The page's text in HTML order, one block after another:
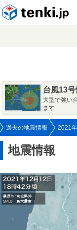
台風13号
大型で強い
ます
過去の地震情報 2021
地震情報